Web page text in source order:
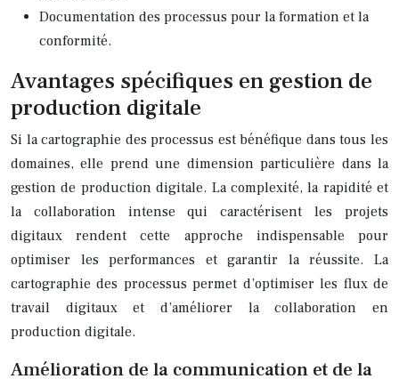
Documentation des processus pour la formation et la
conformité.
Avantages spécifiques en gestion de
production digitale
Si la cartographie des processus est bénéfique dans tous les
domaines, elle prend une dimension particulière dans la
gestion de production digitale. La complexité, la rapidité et
la collaboration intense qui caractérisent les projets
digitaux rendent cette approche indispensable pour
optimiser les performances et garantir la réussite. La
cartographie des processus permet d’optimiser les flux de
travail digitaux et d’améliorer la collaboration en
production digitale.
Amélioration de la communication et de la